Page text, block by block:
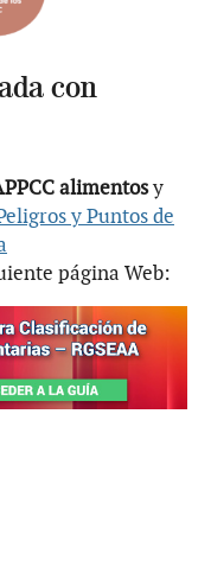
con
alimentosy
y Puntos de
página Web: